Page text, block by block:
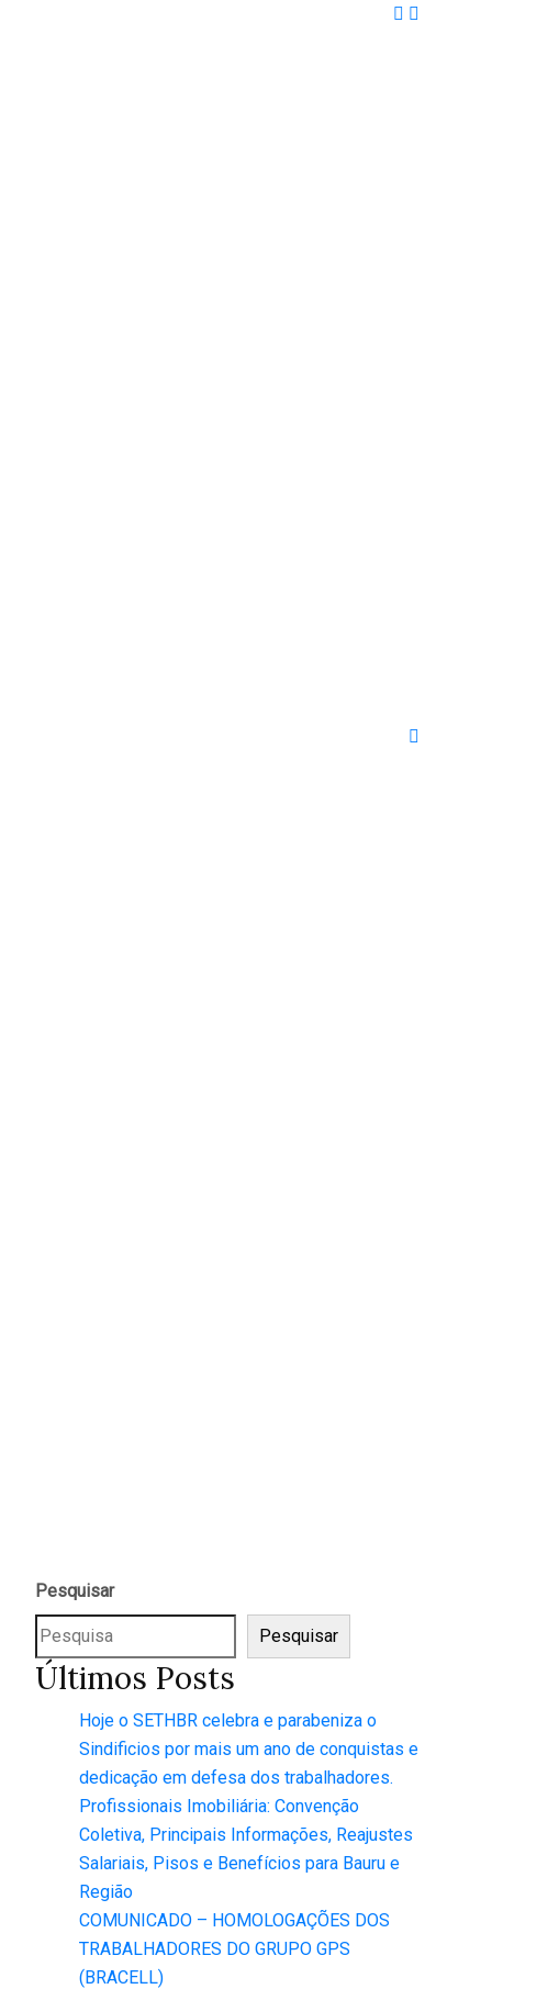
Pesquisar
Pesquisar
Últimos Posts
Hoje o SETHBR celebra e parabeniza o
Sindificios por mais um ano de conquistas e
dedicação em defesa dos trabalhadores.
Profissionais Imobiliária: Convenção
Coletiva, Principais Informações, Reajustes
Salariais, Pisos e Benefícios para Bauru e
Região
COMUNICADO – HOMOLOGAÇÕES DOS
TRABALHADORES DO GRUPO GPS
(BRACELL)